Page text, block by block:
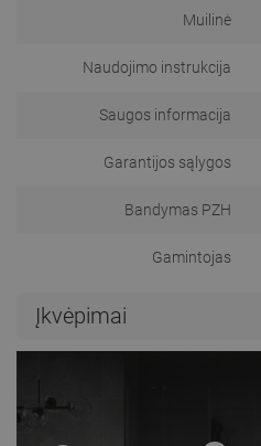
Muilinė
Naudojimo instrukcija
Saugos informacija
Garantijos sąlygos
Bandymas PZH
Gamintojas
Įkvėpimai